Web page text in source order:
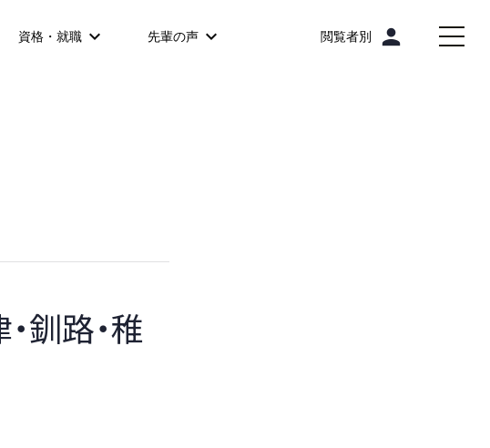
資格・就職 先輩の声 閲覧者別 person
釧路・稚